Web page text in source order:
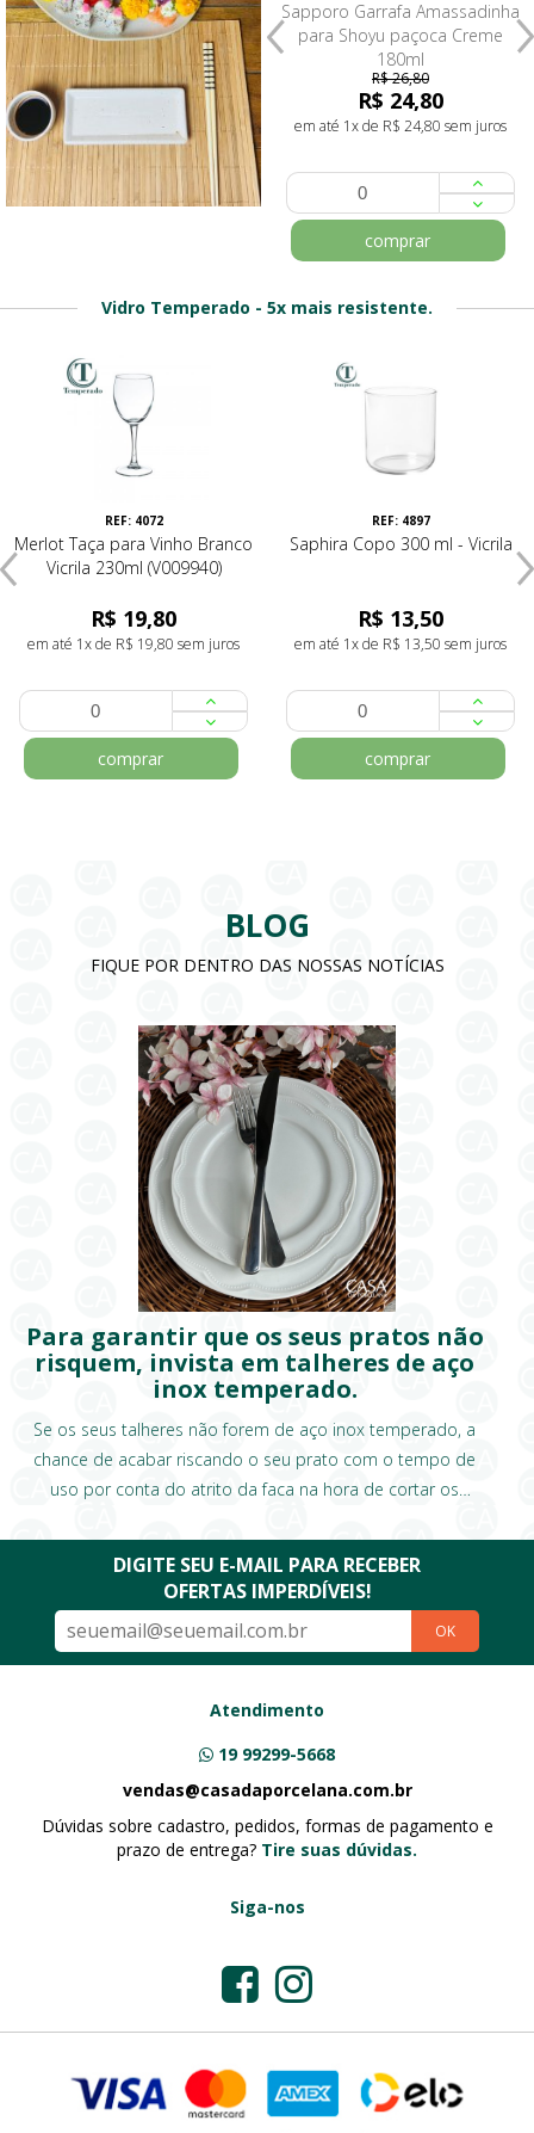
Sapporo Travessa Retangular c/
div. p/ Shoyu Verde Pistache
19,5x9,5
R$ 28,80
em até 1x de R$ 28,80 sem juros
Sapporo Garrafa Amassadinha
para Shoyu paçoca Creme
180ml
R$ 26,80
R$ 24,80
em até 1x de R$ 24,80 sem juros
comprar
Vidro Temperado - 5x mais resistente.
REF: 4072
Merlot Taça para Vinho Branco
Vicrila 230ml (V009940)
R$ 19,80
em até 1x de R$ 19,80 sem juros
comprar
REF: 4897
Saphira Copo 300 ml - Vicrila
R$ 13,50
em até 1x de R$ 13,50 sem juros
comprar
BLOG
FIQUE POR DENTRO DAS NOSSAS NOTÍCIAS
Para garantir que os seus pratos não
risquem, invista em talheres de aço
inox temperado.
Se os seus talheres não forem de aço inox temperado, a
chance de acabar riscando o seu prato com o tempo de
uso por conta do atrito da faca na hora de cortar os
DIGITE SEU E-MAIL PARA RECEBER
OFERTAS IMPERDÍVEIS!
OK
Atendimento
19 99299-5668
vendas@casadaporcelana.com.br
Dúvidas sobre cadastro, pedidos, formas de pagamento e
prazo de entrega? Tire suas dúvidas.
Siga-nos